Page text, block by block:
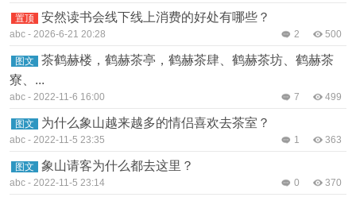
置顶 安然读书会线下线上消费的好处有哪些？
abc - 2026-6-21 20:28 500
2
图文
茶鹤赫楼，鹤赫茶亭，鹤赫茶肆、鹤赫茶坊、鹤赫茶
寮、...
abc - 2022-11-6 16:00 499
7
图文 为什么象山越来越多的情侣喜欢去茶室？
abc - 2022-11-5 23:35 363
1
图文 象山请客为什么都去这里？
abc - 2022-11-5 23:14 370
0